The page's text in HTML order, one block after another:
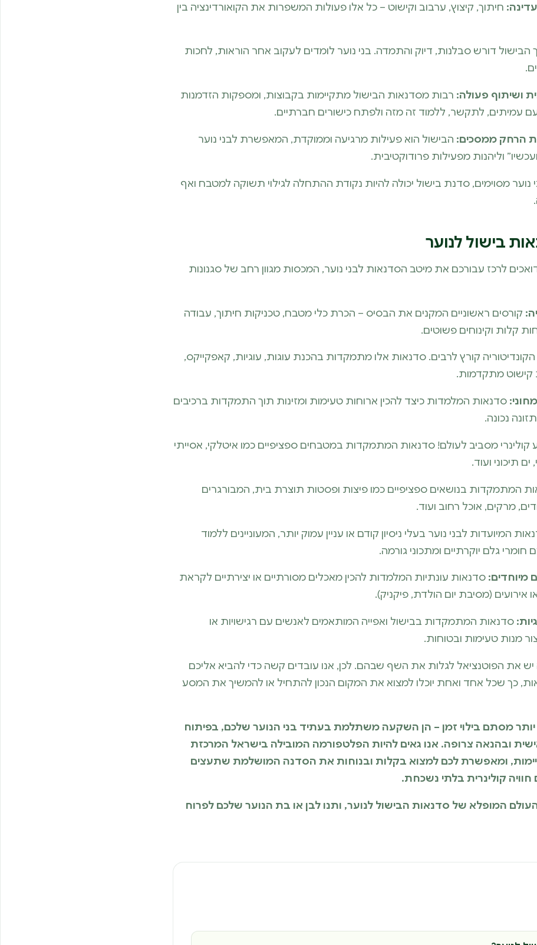
חיתוך, קיצוץ, ערבוב וקישוט – כל אלו פעולות המשפרות את הקואורדינציה בין
הבישול דורש סבלנות, דיוק והתמדה. בני נוער לומדים לעקוב אחר הוראות, לחכות
ושיתוף פעולה: רבות מסדנאות הבישול מתקיימות בקבוצות, ומספקות הזדמנות
עמיתים, לתקשר, ללמוד זה מזה ולפתח כישורים חברתיים.
הרחק ממסכים: הבישול הוא פעילות מרגיעה וממוקדת, המאפשרת לבני נוער
וליהנות מפעילות פרודוקטיבית.
נוער מסוימים, סדנת בישול יכולה להיות נקודת ההתחלה לגילוי תשוקה למטבח ואף
בישול לנוער
דואכים לרכז עבורכם את מיטב הסדנאות לבני נוער, המכסות מגוון רחב של סגנונות
קורסים ראשוניים המקנים את הבסיס – הכרת כלי מטבח, טכניקות חיתוך, עבודה
קלות וקינוחים פשוטים.
קורץ לרבים. סדנאות אלו מתמקדות בהכנת עוגות, עוגיות, קאפקייקס,
קישוט מתקדמות.
סדנאות המלמדות כיצד להכין ארוחות טעימות ומזינות תוך התמקדות ברכיבים
נכונה.
קולינרי מסביב לעולם! סדנאות המתמקדות במטבחים ספציפיים כמו איטלקי, אסייתי
תיכוני ועוד.
המתמקדות בנושאים ספציפיים כמו פיצות ופסטות תוצרת בית, המבורגרים
מרקים, אוכל רחוב ועוד.
המיועדות לבני נוער בעלי ניסיון קודם או עניין עמוק יותר, המעוניינים ללמוד
גלם יוקרתיים ומתכוני גורמה.
מיוחדים: סדנאות עונתיות המלמדות להכין מאכלים מסורתיים או יצירתיים לקראת
(מסיבת יום הולדת, פיקניק).
סדנאות המתמקדות בבישול ואפייה המותאמים לאנשים עם רגישויות או
מנות טעימות ובטוחות.
יש את הפוטנציאל לגלות את השף שבהם. לכן, אנו עובדים קשה כדי להביא אליכם
כך שכל אחד ואחת יוכלו למצוא את המקום הנכון להתחיל או להמשיך את המסע
יותר מסתם בילוי זמן – הן השקעה משתלמת בעתיד בני הנוער שלכם, בפיתוח
ובהנאה צרופה. אנו גאים להיות הפלטפורמה המובילה בישראל המרכזת
ומאפשרת לכם למצוא בקלות ובנוחות את הסדנה המושלמת שתעצים
קולינרית בלתי נשכחת.
המופלא של סדנאות הבישול לנוער, ותנו לבן או בת הנוער שלכם לפרוח